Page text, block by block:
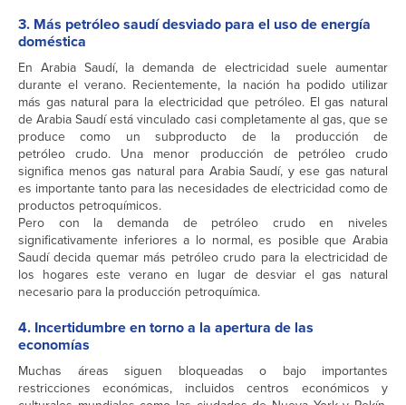
3. Más petróleo saudí desviado para el uso de energía
doméstica
En Arabia Saudí, la demanda de electricidad suele aumentar
durante el verano. Recientemente, la nación ha podido utilizar
más gas natural para la electricidad que petróleo. El gas natural
de Arabia Saudí está vinculado casi completamente al gas, que se
produce como un subproducto de la producción de
petróleo crudo. Una menor producción de petróleo crudo
significa menos gas natural para Arabia Saudí, y ese gas natural
es importante tanto para las necesidades de electricidad como de
productos petroquímicos.
Pero con la demanda de petróleo crudo en niveles
significativamente inferiores a lo normal, es posible que Arabia
Saudí decida quemar más petróleo crudo para la electricidad de
los hogares este verano en lugar de desviar el gas natural
necesario para la producción petroquímica.
4. Incertidumbre en torno a la apertura de las
economías
Muchas áreas siguen bloqueadas o bajo importantes
restricciones económicas, incluidos centros económicos y